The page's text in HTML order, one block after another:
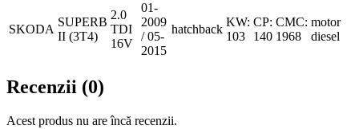
SKODA
SUPERB
II (3T4)
2.0
TDI
16V
01-
2009
/ 05-
2015
hatchback
KW:
103
CP:
140
CMC:
1968
motor
diesel
Recenzii (0)
Acest produs nu are încă recenzii.